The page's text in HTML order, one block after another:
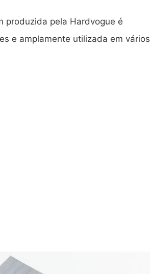
produzida pela Hardvogue é
e amplamente utilizada em vários